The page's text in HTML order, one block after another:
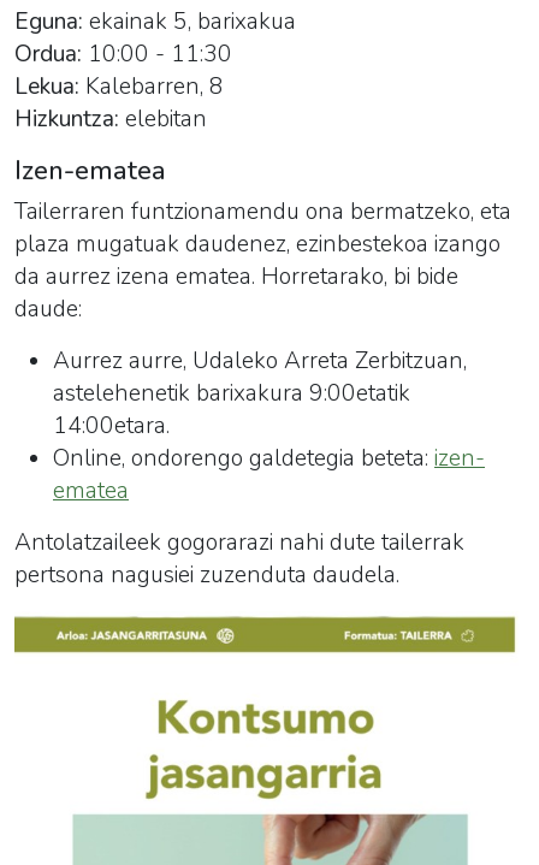
Eguna: ekainak 5, barixakua
Ordua: 10:00 - 11:30
Lekua: Kalebarren, 8
Hizkuntza: elebitan
Izen-ematea
Tailerraren funtzionamendu ona bermatzeko, eta
plaza mugatuak daudenez, ezinbestekoa izango
da aurrez izena ematea. Horretarako, bi bide
daude:
Aurrez aurre, Udaleko Arreta Zerbitzuan,
astelehenetik barixakura 9:00etatik
14:00etara.
Online, ondorengo galdetegia beteta: izen-
ematea
Antolatzaileek gogorarazi nahi dute tailerrak
pertsona nagusiei zuzenduta daudela.